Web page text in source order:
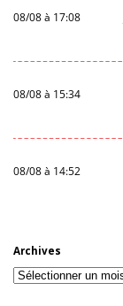
08/08 à 17:08
08/08 à 15:34
08/08 à 14:52
Archives
Archives